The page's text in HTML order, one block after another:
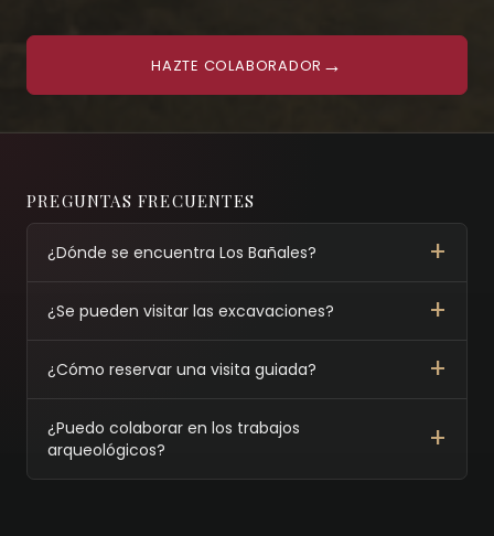
HAZTE COLABORADOR →
PREGUNTAS FRECUENTES
¿Dónde se encuentra Los Bañales?
¿Se pueden visitar las excavaciones?
¿Cómo reservar una visita guiada?
¿Puedo colaborar en los trabajos
arqueológicos?